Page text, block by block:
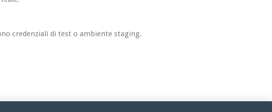
credenziali di test o ambiente staging.